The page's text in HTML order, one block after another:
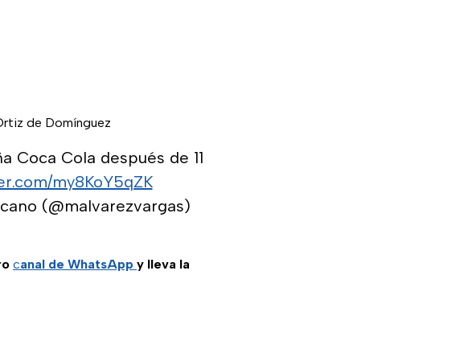
de Domínguez
Coca Cola después de 11
my8KoY5qZK
(@malvarezvargas)
canal de WhatsApp y lleva la